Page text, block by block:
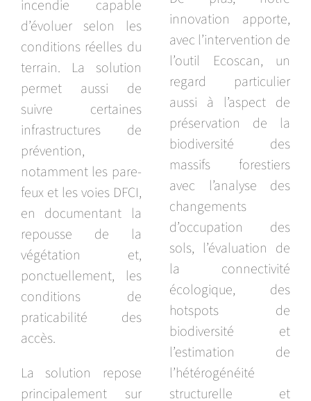
incendie capable
d’évoluer selon les
conditions réelles du
terrain. La solution
permet aussi de
suivre certaines
infrastructures de
prévention,
notamment les pare-
feux et les voies DFCI,
en documentant la
repousse de la
végétation et,
ponctuellement, les
conditions de
praticabilité des
accès.
La solution repose
principalement sur
innovation apporte,
avec l’intervention de
l’outil Ecoscan, un
regard particulier
aussi à l’aspect de
préservation de la
biodiversité des
massifs forestiers
avec l’analyse des
changements
d’occupation des
sols, l’évaluation de
la connectivité
écologique, des
hotspots de
biodiversité et
l’estimation de
l’hétérogénéité
structurelle et